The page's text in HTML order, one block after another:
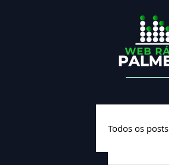
Todos os posts